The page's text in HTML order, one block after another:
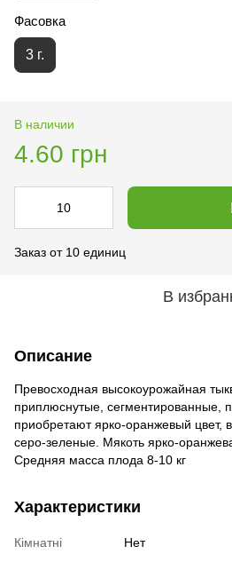
Фасовка
3 г.
В наличии
4.60 грн
Заказ от 10 единиц
В
Описание
Превосходная высокоурожайная
приплюснутые, сегментированные,
приобретают ярко-оранжевый цвет,
серо-зеленые. Мякоть ярко-
Средняя масса плода 8-10 кг
Характеристики
Кімнатні Нет